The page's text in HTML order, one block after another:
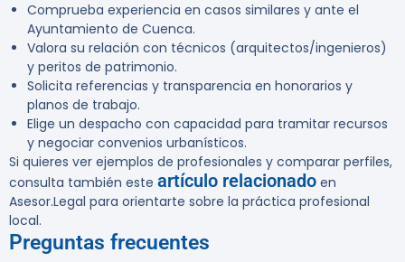
Comprueba experiencia en casos similares y ante el
Ayuntamiento de Cuenca.
Valora su relación con técnicos (arquitectos/ingenieros)
y peritos de patrimonio.
Solicita referencias y transparencia en honorarios y
planos de trabajo.
Elige un despacho con capacidad para tramitar recursos
y negociar convenios urbanísticos.
Si quieres ver ejemplos de profesionales y comparar perfiles,
consulta también este artículo relacionado en
Asesor.Legal para orientarte sobre la práctica profesional
local.
Preguntas frecuentes